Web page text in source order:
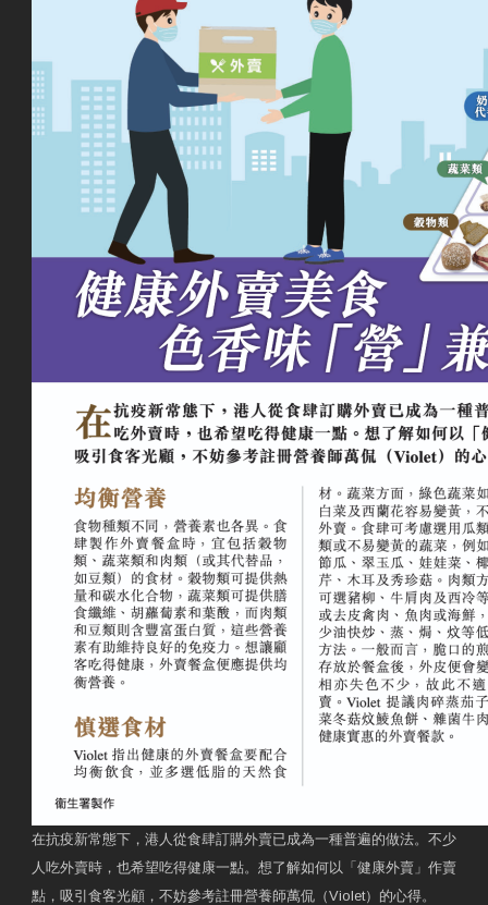
在抗疫新常態下，港人從食肆訂購外賣已成為一種普遍的做法。不少
人吃外賣時，也希望吃得健康一點。想了解如何以「健康外賣」作賣
點，吸引食客光顧，不妨參考註冊營養師萬侃（Violet）的心得。